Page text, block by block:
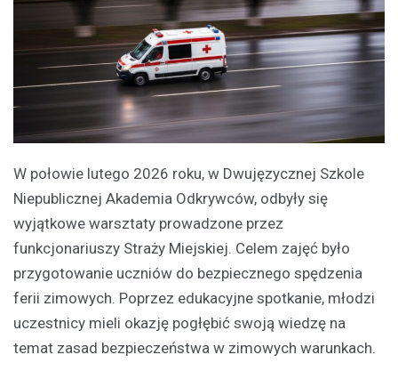
W połowie lutego 2026 roku, w Dwujęzycznej Szkole
Niepublicznej Akademia Odkrywców, odbyły się
wyjątkowe warsztaty prowadzone przez
funkcjonariuszy Straży Miejskiej. Celem zajęć było
przygotowanie uczniów do bezpiecznego spędzenia
ferii zimowych. Poprzez edukacyjne spotkanie, młodzi
uczestnicy mieli okazję pogłębić swoją wiedzę na
temat zasad bezpieczeństwa w zimowych warunkach.